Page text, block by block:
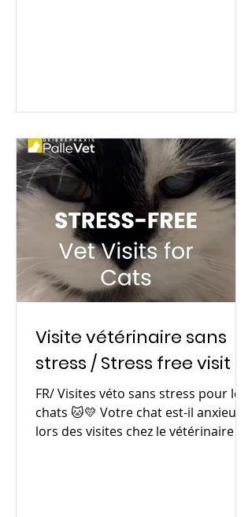
Visite vétérinaire sans
stress / Stress free visit
FR/ Visites véto sans stress pour les
chats 🐱💛 Votre chat est-il anxieux
lors des visites chez le vétérinaire ?